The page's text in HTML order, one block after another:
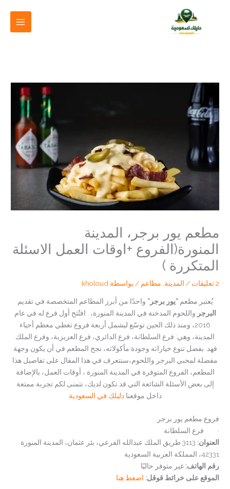
مطعم يور برجر، المدينة
المنورة(الفروع +اوقات العمل الاسئلة
المتكررة )
2 تعليقات / المدينة مطاعم / بواسطة kholoud
يُعتبر مطعم“يور برجر” واحدًا من أبرز المطاعم المتخصصة في تقديم
البرجر واللحوم المدخنة في المدينة المنورة، . افتُتح أول فرع له في عام
2016، ومنذ ذلك الحين توسّع ليشمل أربعة فروع تغطي معظم أحياء
المدينة، وهي: فرع السلطانة، فرع الدائري، فرع العزيزية، وفرع الملك
فهد. بفضل تنوع خياراته وجودة مأكولاته، نجح المطعم في أن يكون وجهة
مفضلة لمحبي البرجر واللحوم،سنتعرف في هذا المقال على تفاصيل هذا
المطعم، الفروع المتوفرة في المدينة المنورة ، أوقات العمل، بالإضافة
إلى بعض الأسئلة الشائعة التي قد تكون لديك، نتمنى لكم تجربة ممتعة
داخل موقعنا دليلك في السعودية
فروع مطعم يور برجر
· فرع السلطانة
العنوان:
3113 طريق الملك عبدالله الفرعي، بئر عثمان، المدينة المنورة
42331، المملكة العربية السعودية
رقم الهاتف: غير متوفر حاليًا
الموقع على خرائط قوقل: اضغط هنا